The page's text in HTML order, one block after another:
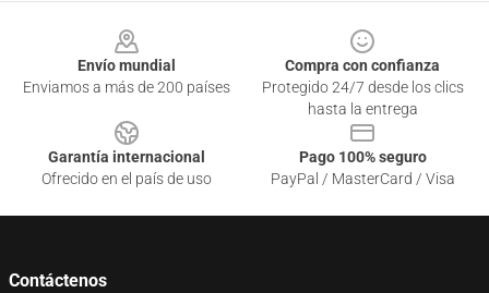
Envío mundial
Enviamos a más de 200 países
Compra con confianza
Protegido 24/7 desde los clics
hasta la entrega
Garantía internacional
Ofrecido en el país de uso
Pago 100% seguro
PayPal / MasterCard / Visa
Contáctenos